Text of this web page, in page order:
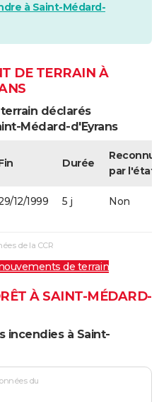
à Saint-Médard-
DE TERRAIN À
déclarés
Médard-d'Eyrans
Durée
par l'état
12/1999 5 j Non
de la CCR
de terrain
À SAINT-MÉDARD-
incendies à Saint-
du